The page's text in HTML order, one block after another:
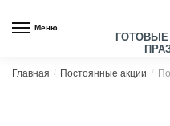
Меню
Главная / Постоянные акции /